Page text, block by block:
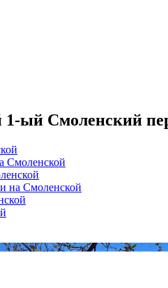
ый Смоленский
Смоленской
на Смоленской